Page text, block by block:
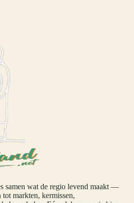
samen wat de regio levend maakt —
markten, kermissen,